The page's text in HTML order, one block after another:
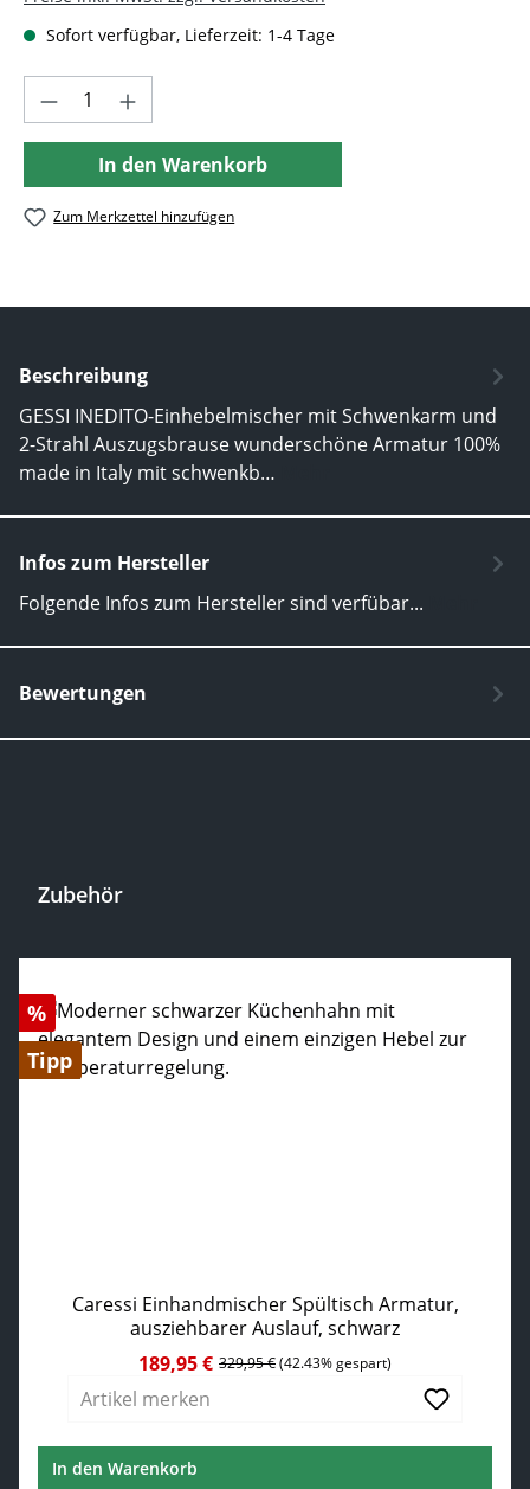
Sofort verfügbar, Lieferzeit: 1-4 Tage
Produkt Anzahl: Gib den gewünschten
In den Warenkorb
Zum Merkzettel hinzufügen
Beschreibung
GESSI INEDITO-Einhebelmischer mit Schwenkarm und
2-Strahl Auszugsbrause wunderschöne Armatur 100%
made in Italy mit schwenkb…
Infos zum Hersteller
Folgende Infos zum Hersteller sind verfübar...
Bewertungen
Zubehör
Rabatt
%
Tipp
Caressi Einhandmischer Spültisch Armatur,
ausziehbarer Auslauf, schwarz
Verkaufspreis:189,95 € Regulärer Preis:
329,95 €(42.43% gespart)
Artikel merken
In den Warenkorb